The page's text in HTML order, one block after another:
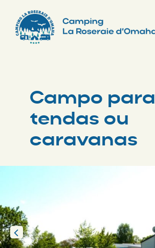
content
Campo para
tendas ou
caravanas